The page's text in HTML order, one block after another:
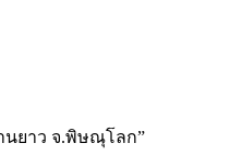
นยาว จ.พิษณุโลก”